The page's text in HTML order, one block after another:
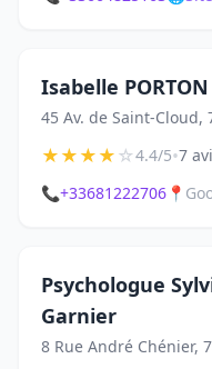
Isabelle PORTON
45 Av. de Saint-Cloud,
★★★★☆4.4/5•7
📞+33681222706 📍
Psychologue
Garnier
8 Rue André Chénier,